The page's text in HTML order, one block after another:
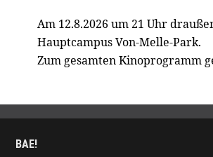
Am 12.8.2026 um 21 Uhr
Hauptcampus Von-Melle-Park.
Zum gesamten Kinoprogramm
BAE!